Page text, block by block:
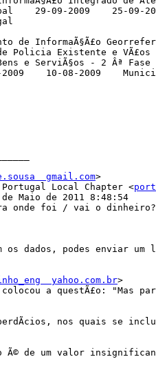
29-09-2009    25-09-
de InformaÃ§Ã£o
de Policia Existente e
e ServiÃ§os - 2 Âª
2009    10-08-2009
gmail.com>
Portugal Local Chapter <
Maio de 2011 8:48:54
onde foi / vai o
os dados, podes enviar um
yahoo.com.br>
colocou a questÃ£o: "Mas
nos quais se
Ã© de um valor